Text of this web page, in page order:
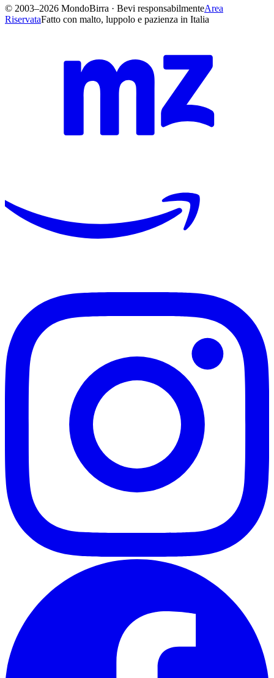
© 2003–2026 MondoBirra · Bevi responsabilmenteArea
RiservataFatto con malto, luppolo e pazienza in Italia